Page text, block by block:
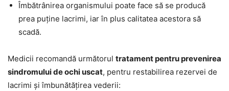
Îmbătrânirea organismului poate face să se producă
prea puține lacrimi, iar în plus calitatea acestora să
scadă.
Medicii recomandă următorul tratament pentru prevenirea
sindromului de ochi uscat, pentru restabilirea rezervei de
lacrimi și îmbunătățirea vederii: